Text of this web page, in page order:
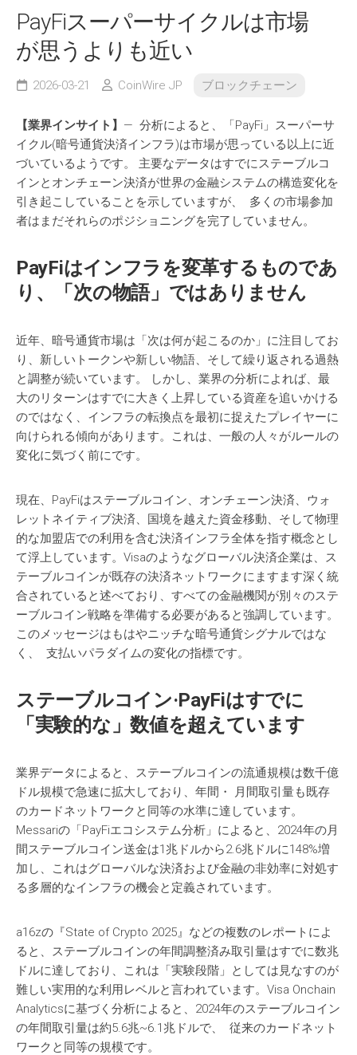
PayFiスーパーサイクルは市場
が思うよりも近い
2026-03-21 CoinWire JP ブロックチェーン
【業界インサイト 】 — 分析によると、「PayFi」スーパーサ
イクル(暗号通貨決済インフラ)は市場が思っている以上に近
づいているようです。 主要なデータはすでにステーブルコ
インとオンチェーン決済が世界の金融システムの構造変化を
引き起こしていることを示していますが、 多くの市場参加
者はまだそれらのポジショニングを完了していません。
PayFiはインフラを変革するものであ
り 、「 次の物語」 ではありません
近年、暗号通貨市場は「次は何が起こるのか」に注目してお
り、新しいトークンや新しい物語、そして繰り返される過熱
と調整が続いています。 しかし、業界の分析によれば、最
大のリターンはすでに大きく上昇している資産を追いかける
のではなく、インフラの転換点を最初に捉えたプレイヤーに
向けられる傾向があります。これは、一般の人々がルールの
変化に気づく前にです。
現在、PayFiはステーブルコイン、オンチェーン決済、ウォ
レットネイティブ決済、国境を越えた資金移動、そして物理
的な加盟店での利用を含む決済インフラ全体を指す概念とし
て浮上しています。Visaのようなグローバル決済企業は、ス
テーブルコインが既存の決済ネットワークにますます深く統
合されていると述べており、すべての金融機関が別々のステ
ーブルコイン戦略を準備する必要があると強調しています。
このメッセージはもはやニッチな暗号通貨シグナルではな
く、 支払いパラダイムの変化の指標です。
ステーブルコイン·PayFiはすでに
「 実験的な 」数値を超えています
業界データによると、ステーブルコインの流通規模は数千億
ドル規模で急速に拡大しており、年間・ 月間取引量も既存
のカードネットワークと同等の水準に達しています。
Messariの「PayFiエコシステム分析」によると、2024年の月
間ステーブルコイン送金は1兆ドルから2.6兆ドルに148%増
加し、これはグローバルな決済および金融の非効率に対処す
る多層的なインフラの機会と定義されています。
a16zの『State of Crypto 2025』などの複数のレポートによ
ると、ステーブルコインの年間調整済み取引量はすでに数兆
ドルに達しており、これは「実験段階」としては見なすのが
難しい実用的な利用レベルと言われています。Visa Onchain
Analyticsに基づく分析によると、2024年のステーブルコイン
の年間取引量は約5.6兆~6.1兆ドルで、 従来のカードネット
ワークと同等の規模です。